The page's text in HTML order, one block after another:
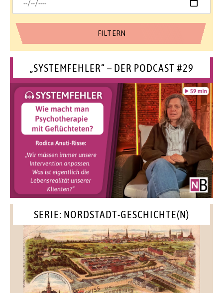
„SYSTEMFEHLER“ – DER PODCAST #29
SERIE: NORDSTADT-GESCHICHTE(N)